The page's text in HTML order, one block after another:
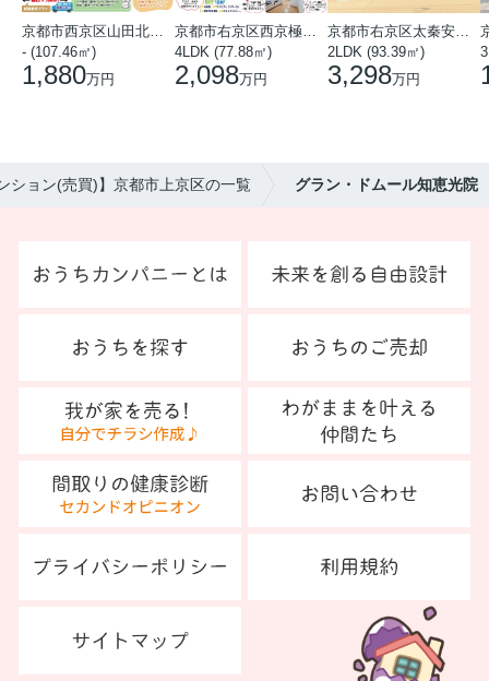
- (107.46㎡)
1,880万円
4LDK (77.88㎡)
2,098万円
2LDK (93.39㎡)
3,298万円
ション(売買)】京都市上京区の一覧 グラン・ドムール知恵光院